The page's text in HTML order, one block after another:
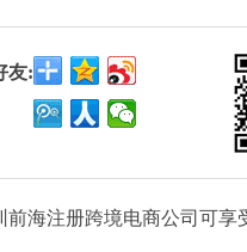
友:
前海注册跨境电商公司可